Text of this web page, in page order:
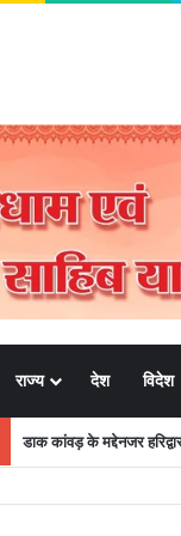
राज्य देश विदेश
डाक कांवड़ के मद्देनजर